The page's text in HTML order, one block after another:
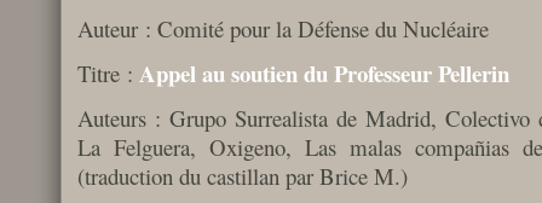
Auteur : Comité pour la Défense du Nucléaire
Titre : Appel au soutien du Professeur Pellerin
Auteurs : Grupo Surrealista de Madrid, Colectivo
La Felguera, Oxigeno, Las malas compañias
(traduction du castillan par Brice M.)